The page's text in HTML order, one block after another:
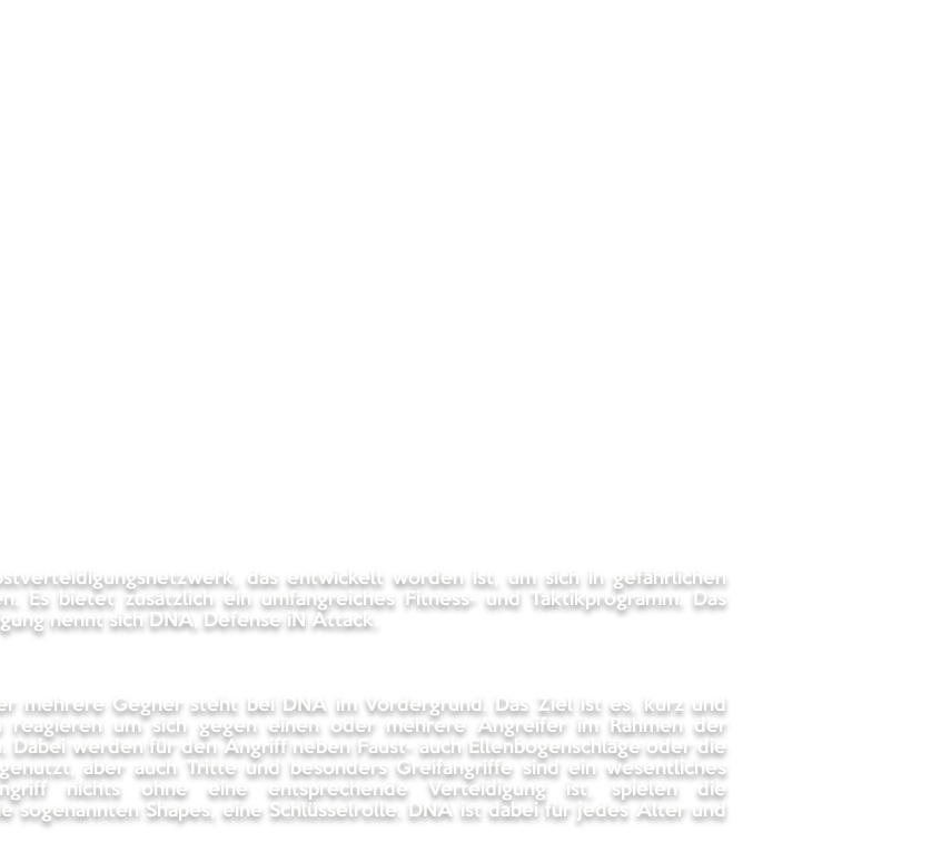
das entwickelt worden ist, um sich in gefährlichen
Es bietet zusätzlich ein umfangreiches Fitness- und Taktikprogramm. Das
nennt sich DNA, Defense iN Attack.
mehrere Gegner steht bei DNA im Vordergrund. Das Ziel ist es, kurz und
reagieren um sich gegen einen oder mehrere Angreifer im Rahmen der
werden für den Angriff neben Faust- auch Ellenbogenschläge oder die
aber auch Tritte und besonders Greifangriffe sind ein wesentliches
nichts ohne eine entsprechende Verteidigung ist, spielen die
sogenannten Shapes, eine Schlüsselrolle. DNA ist dabei für jedes Alter und